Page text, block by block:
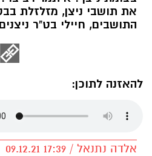
את תושבי ניצן, מזלזלת
התושבים, חיילי בט"ר
להאזנה לתוכן:
אלדה נתנאל / 17:39 09.12.21